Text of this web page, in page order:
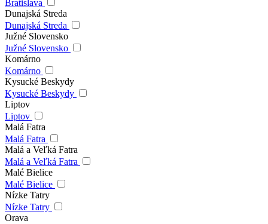
Bratislava
Dunajská Streda
Dunajská Streda
Južné Slovensko
Južné Slovensko
Komárno
Komárno
Kysucké Beskydy
Kysucké Beskydy
Liptov
Liptov
Malá Fatra
Malá Fatra
Malá a Veľká Fatra
Malá a Veľká Fatra
Malé Bielice
Malé Bielice
Nízke Tatry
Nízke Tatry
Orava